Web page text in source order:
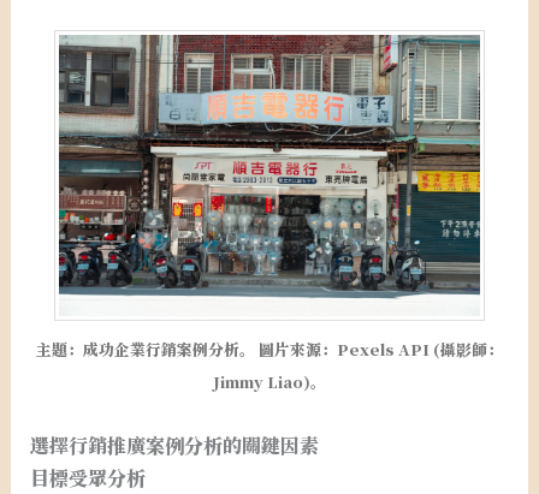
主題：成功企業行銷案例分析。 圖片來源：Pexels API (攝影師：
Jimmy Liao)。
選擇行銷推廣案例分析的關鍵因素
目標受眾分析